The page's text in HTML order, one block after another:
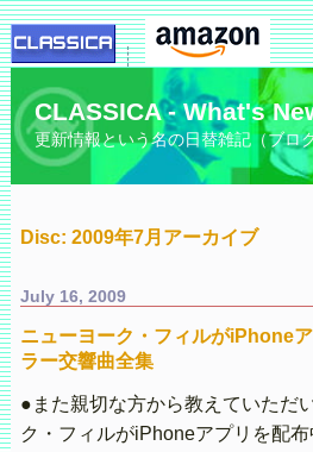
CLASSICA - What's
更新情報という名の日替雑記（ブロ
Disc: 2009年7月アーカイブ
July 16, 2009
ニューヨーク・フィルがiPhone
ラー交響曲全集
●また親切な方から教えていただ
ク・フィルがiPhoneアプリを配